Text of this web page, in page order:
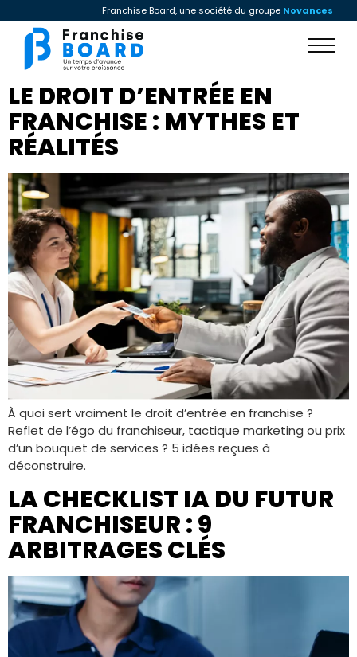
Franchise Board, une société du groupe Novances
LE DROIT D’ENTRÉE EN
FRANCHISE : MYTHES ET
RÉALITÉS
À quoi sert vraiment le droit d’entrée en franchise ?
Reflet de l’égo du franchiseur, tactique marketing ou prix
d’un bouquet de services ? 5 idées reçues à
déconstruire.
LA CHECKLIST IA DU FUTUR
FRANCHISEUR : 9
ARBITRAGES CLÉS